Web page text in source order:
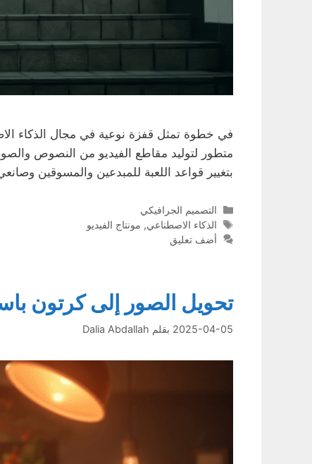
متطور لتوليد مقاطع الفيديو من النصوص
بتغيير قواعد اللعبة للمبدعين والمسوقين
التصنيفات
التصميم الجرافيكي
الوسوم
الذكاء الاصطناعي, مونتاج الفيديو
أضف تعليق
تحويل الصور إلى كرتون
2025-04-05 بقلم Dalia Abdallah